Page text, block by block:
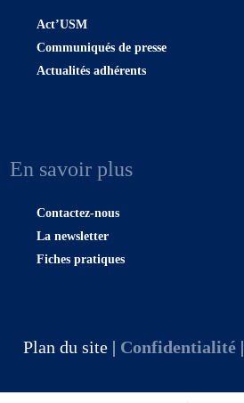
Act’USM
Communiqués de presse
Actualités adhérents
En savoir plus
Contactez-nous
La newsletter
Fiches pratiques
Plan du site | Confidentialité|